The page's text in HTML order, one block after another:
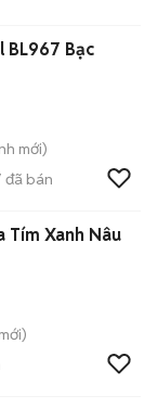
BL967 Bạc
mới)
đã bán
Tím Xanh Nâu
mới)